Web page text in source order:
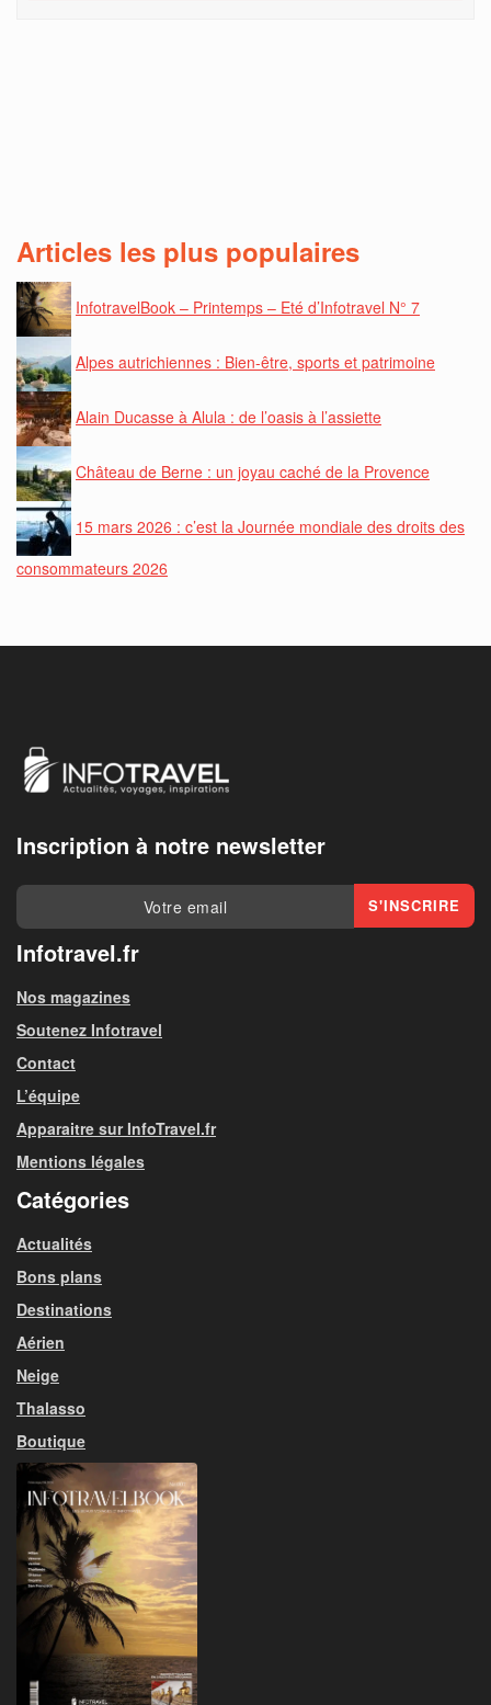
Articles les plus populaires
InfotravelBook – Printemps – Eté d’Infotravel N° 7
Alpes autrichiennes : Bien-être, sports et patrimoine
Alain Ducasse à Alula : de l’oasis à l’assiette
Château de Berne : un joyau caché de la Provence
15 mars 2026 : c’est la Journée mondiale des droits des
consommateurs 2026
Inscription à notre newsletter
Infotravel.fr
Nos magazines
Soutenez Infotravel
Contact
L’équipe
Apparaitre sur InfoTravel.fr
Mentions légales
Catégories
Actualités
Bons plans
Destinations
Aérien
Neige
Thalasso
Boutique